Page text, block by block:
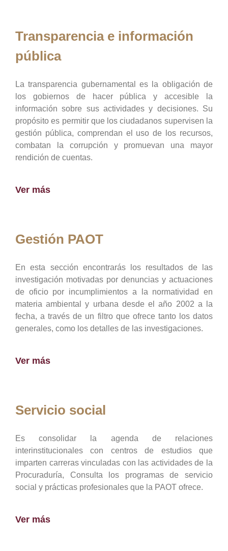
Transparencia e información
pública
La transparencia gubernamental es la obligación de
los gobiernos de hacer pública y accesible la
información sobre sus actividades y decisiones. Su
propósito es permitir que los ciudadanos supervisen la
gestión pública, comprendan el uso de los recursos,
combatan la corrupción y promuevan una mayor
rendición de cuentas.
Ver más
Gestión PAOT
En esta sección encontrarás los resultados de las
investigación motivadas por denuncias y actuaciones
de oficio por incumplimientos a la normatividad en
materia ambiental y urbana desde el año 2002 a la
fecha, a través de un filtro que ofrece tanto los datos
generales, como los detalles de las investigaciones.
Ver más
Servicio social
Es consolidar la agenda de relaciones
interinstitucionales con centros de estudios que
imparten carreras vinculadas con las actividades de la
Procuraduría, Consulta los programas de servicio
social y prácticas profesionales que la PAOT ofrece.
Ver más